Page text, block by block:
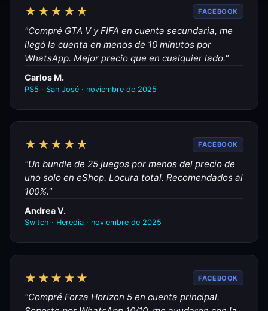
★★★★★ FACEBOOK
"Compré GTA V y FIFA en cuenta secundaria, me
llegó la cuenta en menos de 10 minutos por
WhatsApp. Mejor precio que en cualquier lado."
Carlos M.
PS5 · San José · noviembre de 2025
★★★★★ FACEBOOK
"Un bundle de 25 juegos por menos del precio de
uno solo en eShop. Locura total. Recomendados al
100%."
Andrea V.
Switch · Heredia · noviembre de 2025
★★★★★ FACEBOOK
"Compré Forza Horizon 5 en cuenta principal.